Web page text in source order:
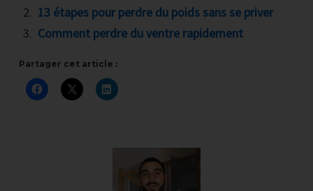
13 étapes pour perdre du poids sans se priver
Comment perdre du ventre rapidement
Partager cet article :